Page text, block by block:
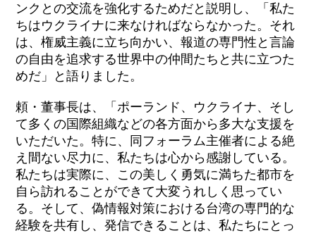
ンクとの交流を強化するためだと説明し、「私た
ちはウクライナに来なければならなかった。それ
は、権威主義に立ち向かい、報道の専門性と言論
の自由を追求する世界中の仲間たちと共に立つた
めだ」と語りました。
頼・董事長は、「ポーランド、ウクライナ、そし
て多くの国際組織などの各方面から多大な支援を
いただいた。特に、同フォーラム主催者による絶
え間ない尽力に、私たちは心から感謝している。
私たちは実際に、この美しく勇気に満ちた都市を
自ら訪れることができて大変うれしく思ってい
る。そして、偽情報対策における台湾の専門的な
経験を共有し、発信できることは、私たちにとっ